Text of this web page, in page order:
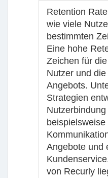
Retention Rate
wie viele
bestimmten
Eine hohe
Zeichen für
Nutzer und
Angebots.
Strategien
Angebote und
von Recurly